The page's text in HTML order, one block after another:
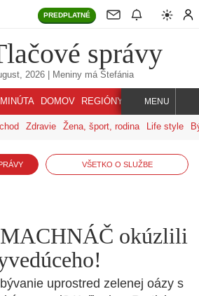
PREDPLATNÉ
správy
2026 | Meniny má Štefánia
DOMOV REGIÓNY INDEX SVET
MENU
Zdravie Žena, šport, rodina Life style
VŠETKO O SLUŽBE
MACHNÁČ okúzlili
uprostred zelenej oázy s